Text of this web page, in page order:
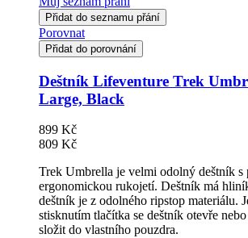
Přidat do seznamu přání
Porovnat
Přidat do porovnání
Deštník Lifeventure Trek
Large, Black
899 Kč
809 Kč
Trek Umbrella je velmi odolný deštník s
ergonomickou rukojetí. Deštník má
deštník je z odolného ripstop materiálu.
stisknutím tlačítka se deštník otevře
složit do vlastního pouzdra.